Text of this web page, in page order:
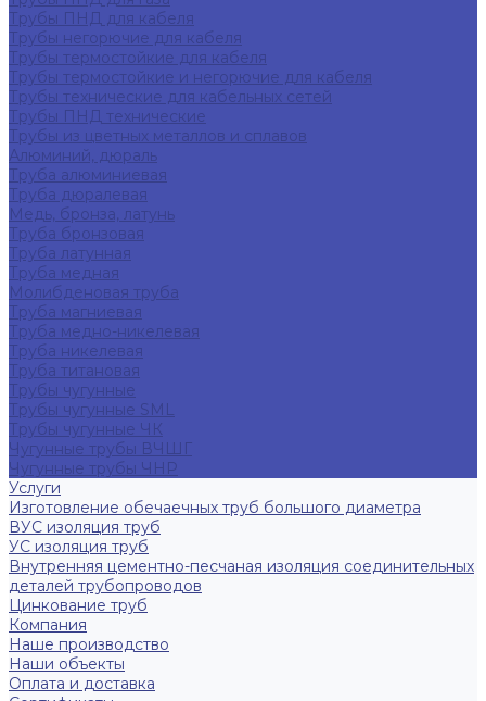
Трубы ПНД для кабеля
Трубы негорючие для кабеля
Трубы термостойкие для кабеля
Трубы термостойкие и негорючие для кабеля
Трубы технические для кабельных сетей
Трубы ПНД технические
Трубы из цветных металлов и сплавов
Алюминий, дюраль
Труба алюминиевая
Труба дюралевая
Медь, бронза, латунь
Труба бронзовая
Труба латунная
Труба медная
Молибденовая труба
Труба магниевая
Труба медно-никелевая
Труба никелевая
Труба титановая
Трубы чугунные
Трубы чугунные SML
Трубы чугунные ЧК
Чугунные трубы ВЧШГ
Чугунные трубы ЧНР
Услуги
Изготовление обечаечных труб большого диаметра
ВУС изоляция труб
УС изоляция труб
Внутренняя цементно-песчаная изоляция соединительных
деталей трубопроводов
Цинкование труб
Компания
Наше производство
Наши объекты
Оплата и доставка